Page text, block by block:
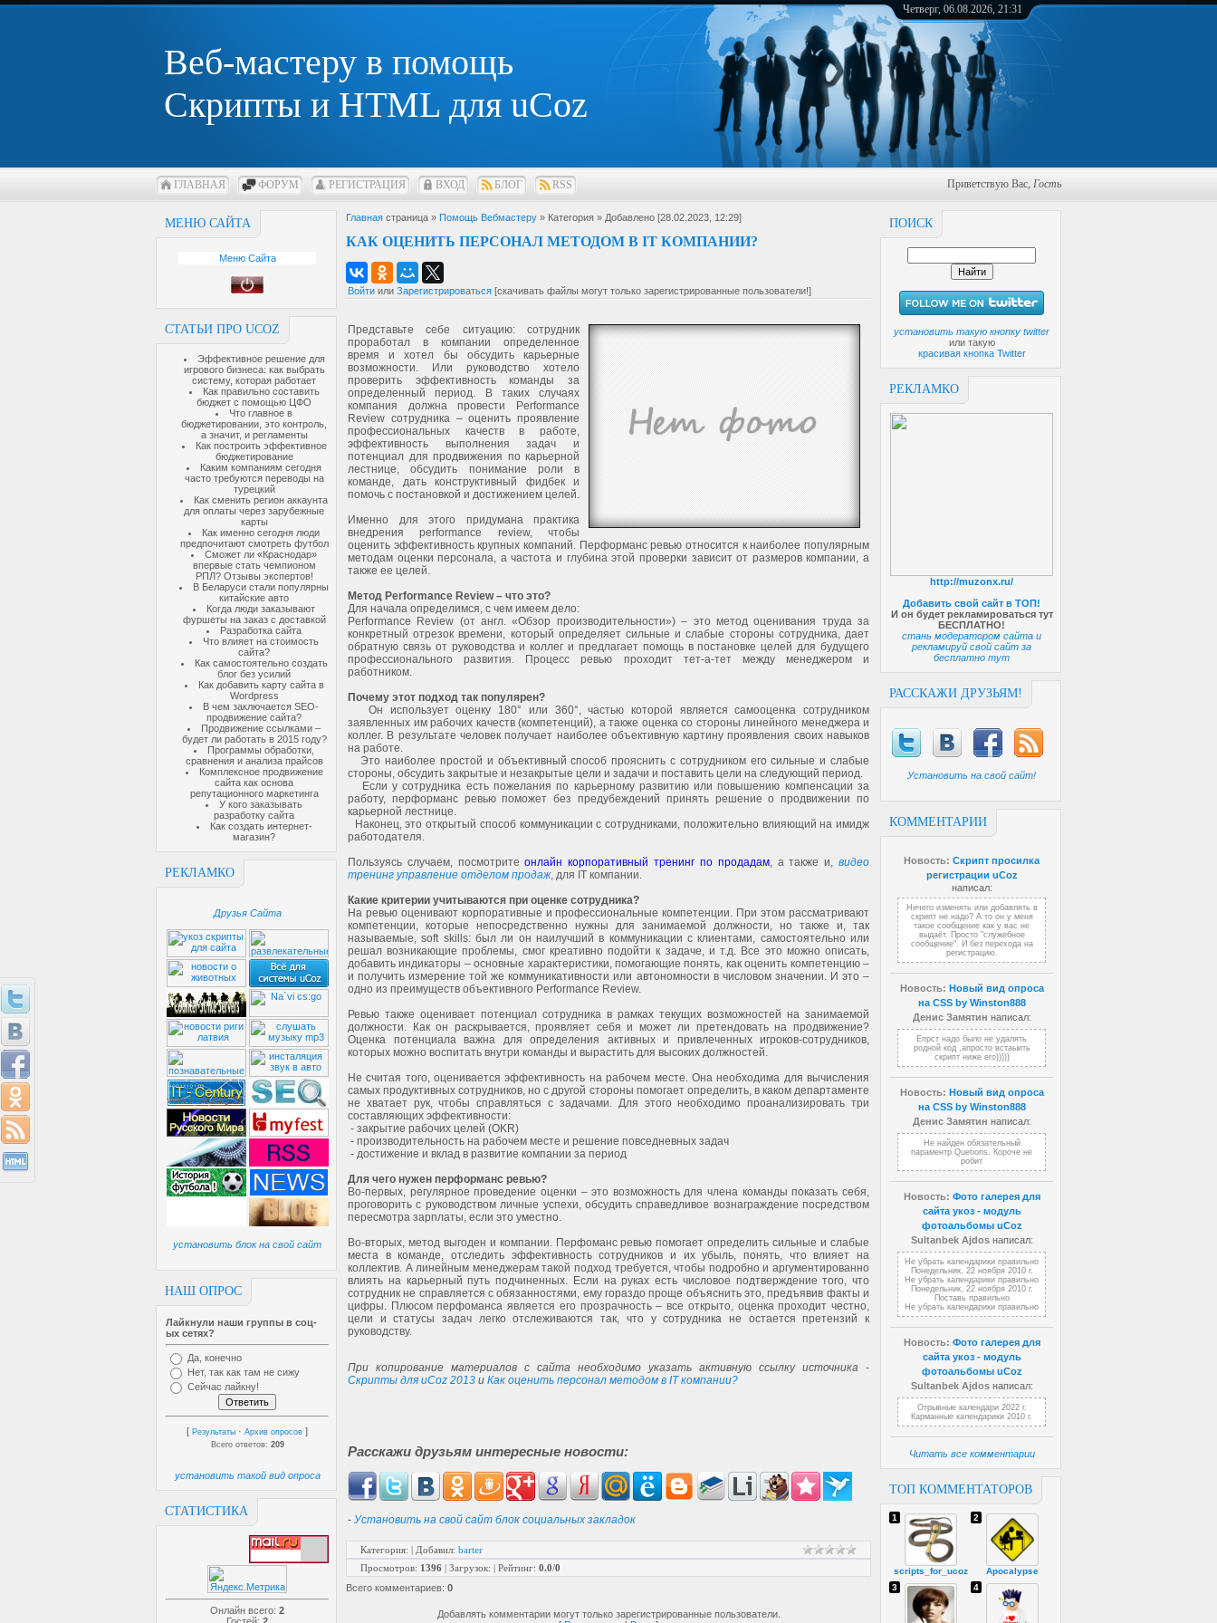
Веб-мастеру в помощь
Скрипты и HTML для uCoz
Четверг, 06.08.2026, 21:31
ГЛАВНАЯ ФОРУМ РЕГИСТРАЦИЯ ВХОД БЛОГ RSS Приветствую Вас, Гость
МЕНЮ САЙТА
Меню Сайта
СТАТЬИ ПРО UCOZ
Эффективное решение для
игрового бизнеса: как выбрать
систему, которая работает
Как правильно составить
бюджет с помощью ЦФО
Что главное в
бюджетировании, это контроль,
а значит, и регламенты
Как построить эффективное
бюджетирование
Каким компаниям сегодня
часто требуются переводы на
турецкий
Как сменить регион аккаунта
для оплаты через зарубежные
карты
Как именно сегодня люди
предпочитают смотреть футбол
Сможет ли «Краснодар»
впервые стать чемпионом
РПЛ? Отзывы экспертов!
В Беларуси стали популярны
китайские авто
Когда люди заказывают
фуршеты на заказ с доставкой
Разработка сайта
Что влияет на стоимость
сайта?
Как самостоятельно создать
блог без усилий
Как добавить карту сайта в
Wordpress
В чем заключается SEO-
продвижение сайта?
Продвижение ссылками –
будет ли работать в 2015 году?
Программы обработки,
сравнения и анализа прайсов
Комплексное продвижение
сайта как основа
репутационного маркетинга
У кого заказывать
разработку сайта
Как создать интернет-
магазин?
РЕКЛАМКО
Друзья Сайта
установить блок на свой сайт
НАШ ОПРОС
Лайкнули наши группы в соц-
ых сетях?
Да, конечно
Нет, так как там не сижу
Сейчас лайкну!
[ Результаты · Архив опросов ]
Всего ответов: 209
установить такой вид опроса
СТАТИСТИКА
Онлайн всего: 2
ПОИСК
установить такую кнопку twitter
или такую
красивая кнопка Twitter
РЕКЛАМКО
http://muzonx.ru/
Добавить свой сайт в ТОП!
И он будет рекламироваться тут
БЕСПЛАТНО!
стань модератором сайта и
рекламируй свой сайт за
бесплатно тут
РАССКАЖИ ДРУЗЬЯМ!
Установить на свой сайт!
КОММЕНТАРИИ
Новость: Скрипт просилка
регистрации uCoz
написал:
Ничего изменять или добавлять в
скрипт не надо? А то он у меня
такое сообщение как у вас не
выдаёт. Просто "служебное
сообщение". И без перехода на
регистрацию.
Новость: Новый вид опроса
на CSS by Winston888
Денис Замятин написал:
Епрст надо было не удалять
родной код ,апросто встаыить
скрипт ниже его)))))
Новость: Новый вид опроса
на CSS by Winston888
Денис Замятин написал:
Не найден обязательный
параментр Quetions. Короче не
робит
Новость: Фото галерея для
сайта укоз - модуль
фотоальбомы uCoz
Sultanbek Ajdosнаписал:
Не убрать календарики правильно
Понедельник, 22 ноября 2010 г.
Не убрать календарики правильно
Понедельник, 22 ноября 2010 г.
Поставь правильно
Не убрать календарики правильно
Новость: Фото галерея для
сайта укоз - модуль
фотоальбомы uCoz
Sultanbek Ajdosнаписал:
Отрывные календари 2022 г.
Карманные календарики 2010 г.
Читать все комментарии
ТОП КОММЕНТАТОРОВ
scripts_for_ucoz
1
Apocalypse
2
3 4
Главная страница » Помощь Вебмастеру » Категория » Добавлено [28.02.2023, 12:29]
КАК ОЦЕНИТЬ ПЕРСОНАЛ МЕТОДОМ В IT КОМПАНИИ?
Войти или Зарегистрироваться [скачивать файлы могут только зарегистрированные пользователи!]
Представьте себе ситуацию: сотрудник
проработал в компании определенное
время и хотел бы обсудить карьерные
возможности. Или руководство хотело
проверить эффективность команды за
определенный период. В таких случаях
компания должна провести Performance
Review сотрудника – оценить проявление
профессиональных качеств в работе,
эффективность выполнения задач и
потенциал для продвижения по карьерной
лестнице, обсудить понимание роли в
команде, дать конструктивный фидбек и
помочь с постановкой и достижением целей.
Именно для этого придумана практика
внедрения performance review, чтобы
оценить эффективность крупных компаний. Перформанс ревью относится к наиболее популярным
методам оценки персонала, а частота и глубина этой проверки зависит от размеров компании, а
также ее целей.
Метод Performance Review – что это?
Для начала определимся, с чем имеем дело:
Performance Review (от англ. «Обзор производительности») – это метод оценивания труда за
конкретный отрезок времени, который определяет сильные и слабые стороны сотрудника, дает
обратную связь от руководства и коллег и предлагает помощь в постановке целей для будущего
профессионального развития. Процесс ревью проходит тет-а-тет между менеджером и
работником.
Почему этот подход так популярен?
Он использует оценку 180° или 360°, частью которой является самооценка сотрудником
заявленных им рабочих качеств (компетенций), а также оценка со стороны линейного менеджера и
коллег. В результате человек получает наиболее объективную картину проявления своих навыков
на работе.
Это наиболее простой и объективный способ прояснить с сотрудником его сильные и слабые
стороны, обсудить закрытые и незакрытые цели и задачи и поставить цели на следующий период.
Если у сотрудника есть пожелания по карьерному развитию или повышению компенсации за
работу, перформанс ревью поможет без предубеждений принять решение о продвижении по
карьерной лестнице.
Наконец, это открытый способ коммуникации с сотрудниками, положительно влияющий на имидж
работодателя.
Пользуясь случаем, посмотритеонлайн корпоративный тренинг по продадам, а также и,видео
тренинг управление отделом продаж, для IT компании.
Какие критерии учитываются при оценке сотрудника?
На ревью оценивают корпоративные и профессиональные компетенции. При этом рассматривают
компетенции, которые непосредственно нужны для занимаемой должности, но также и, так
называемые, soft skills: был ли он наилучший в коммуникации с клиентами, самостоятельно или
решал возникающие проблемы, смог креативно подойти к задаче, и т.д. Все это можно описать,
добавить индикаторы – основные характеристики, помогающие понять, как оценить компетенцию –
и получить измерение той же коммуникативности или автономности в числовом значении. И это –
одно из преимуществ объективного Performance Review.
Ревью также оценивает потенциал сотрудника в рамках текущих возможностей на занимаемой
должности. Как он раскрывается, проявляет себя и может ли претендовать на продвижение?
Оценка потенциала важна для определения активных и привлеченных игроков-сотрудников,
которых можно воспитать внутри команды и вырастить для высоких должностей.
Не считая того, оценивается эффективность на рабочем месте. Она необходима для вычисления
самых продуктивных сотрудников, но с другой стороны помогает определить, в каком департаменте
не хватает рук, чтобы справляться с задачами. Для этого необходимо проанализировать три
составляющих эффективности:
- закрытие рабочих целей (OKR)
- производительность на рабочем месте и решение повседневных задач
- достижение и вклад в развитие компании за период
Для чего нужен перформанс ревью?
Во-первых, регулярное проведение оценки – это возможность для члена команды показать себя,
проговорить с руководством личные успехи, обсудить справедливое вознаграждение посредством
пересмотра зарплаты, если это уместно.
Во-вторых, метод выгоден и компании. Перфоманс ревью помогает определить сильные и слабые
места в команде, отследить эффективность сотрудников и их убыль, понять, что влияет на
коллектив. А линейным менеджерам такой подход требуется, чтобы подробно и аргументированно
влиять на карьерный путь подчиненных. Если на руках есть числовое подтверждение того, что
сотрудник не справляется с обязанностями, ему гораздо проще объяснить это, предъявив факты и
цифры. Плюсом перфоманса является его прозрачность – все открыто, оценка проходит честно,
цели и статусы задач легко отслеживаются так, что у сотрудника не остается претензий к
руководству.
При копирование материалов с сайта необходимо указать активную ссылку источника -
Скрипты для uCoz 2013 и Как оценить персонал методом в IT компании?
Расскажи друзьям интересные новости:
- Установить на свой сайт блок социальных закладок
Категория: | Добавил: barter
Просмотров: 1396 | Загрузок: | Рейтинг: 0.0/0
Всего комментариев: 0
Добавлять комментарии могут только зарегистрированные пользователи.